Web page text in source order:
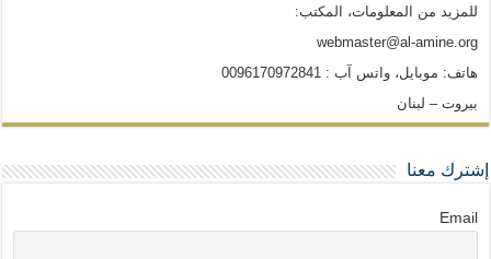
للمزيد من المعلومات، المكتب:
webmaster@al-amine.org
هاتف: موبايل، واتس آب : 0096170972841
بيروت – لبنان
إشترك معنا
Email